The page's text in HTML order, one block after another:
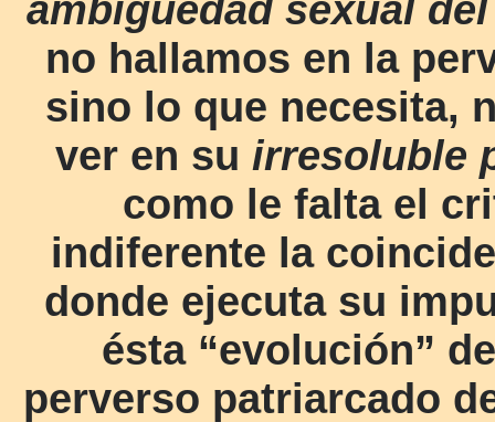
no hallamos en la
sino lo que necesita,
ver en su irresoluble
como le falta el
indiferente la
donde ejecuta su
ésta “evolución”
perverso patriarcado